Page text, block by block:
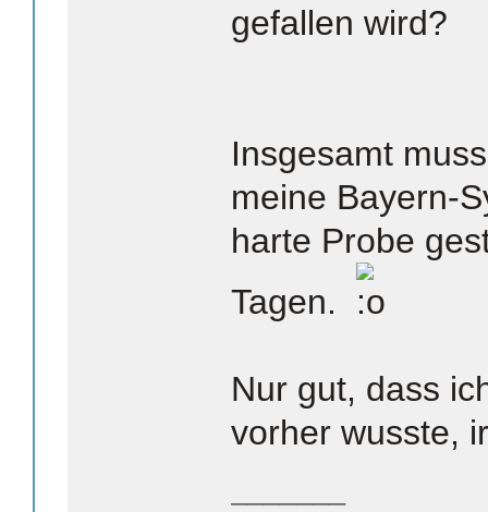
gefallen wird?
Insgesamt
meine Bayern-
harte Probe
Tagen.
Nur gut, dass
vorher wusste,